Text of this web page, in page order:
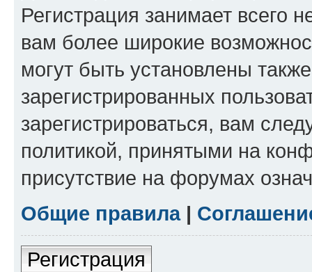
Регистрация занимает всего
вам более широкие
могут быть установлены
зарегистрированных
зарегистрироваться, вам
политикой, принятыми на
присутствие на форумах
Общие правила|
Регистрация